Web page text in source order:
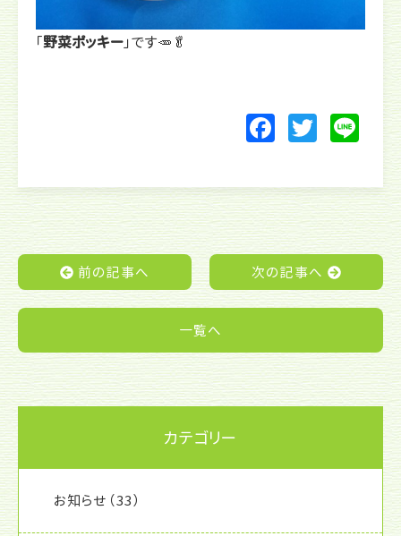
「野菜ポッキー」です🥕🥬
F
c
e
b
o
o
T
itt
er
Li
e
前の記事へ 次の記事へ
一覧へ
カテゴリー
お知らせ （33）